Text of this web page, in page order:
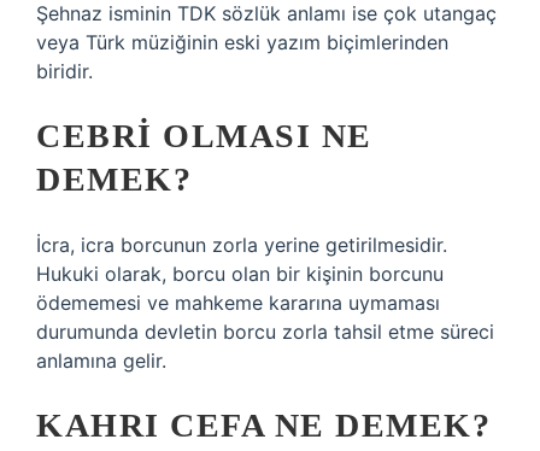
Şehnaz isminin TDK sözlük anlamı ise çok utangaç
veya Türk müziğinin eski yazım biçimlerinden
biridir.
CEBRI OLMASI NE
DEMEK?
İcra, icra borcunun zorla yerine getirilmesidir.
Hukuki olarak, borcu olan bir kişinin borcunu
ödememesi ve mahkeme kararına uymaması
durumunda devletin borcu zorla tahsil etme süreci
anlamına gelir.
KAHRI CEFA NE DEMEK?